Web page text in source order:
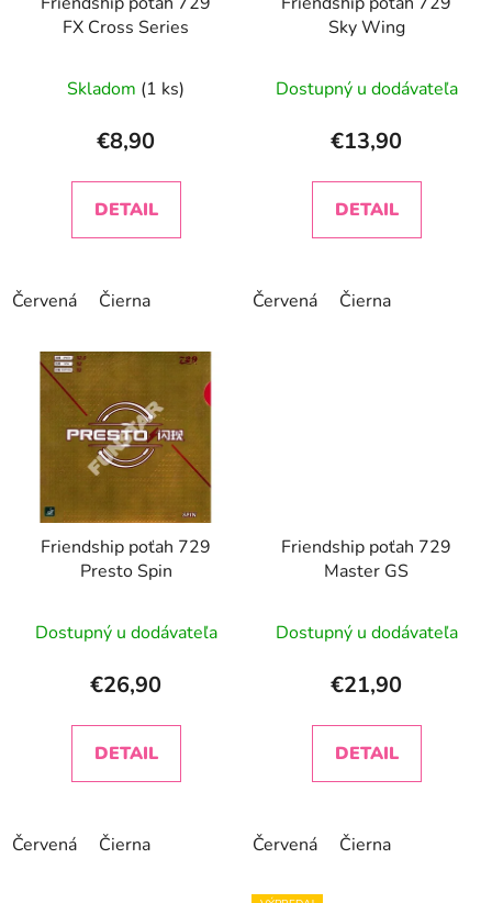
FX Cross Series
Skladom (1 ks)
€8,90
DETAIL
Červená Čierna
Sky Wing
Dostupný u dodávateľa
€13,90
DETAIL
Červená Čierna
Friendship poťah 729
Presto Spin
hodnotenie
produktu
je
4,0
z
Dostupný u dodávateľa
€26,90
DETAIL
Červená Čierna
Friendship poťah 729
Master GS
Dostupný u dodávateľa
€21,90
DETAIL
Červená Čierna